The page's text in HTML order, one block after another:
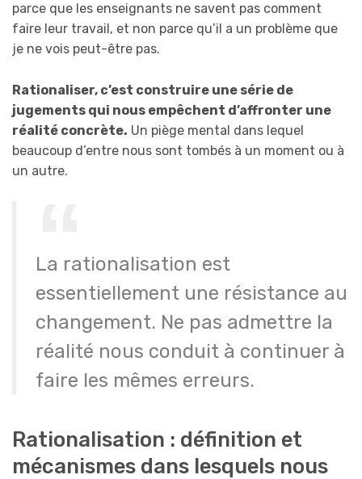
parce que les enseignants ne savent pas comment
faire leur travail, et non parce qu’il a un problème que
je ne vois peut-être pas.
Rationaliser, c’est construire une série de
jugements qui nous empêchent d’affronter une
réalité concrète. Un piège mental dans lequel
beaucoup d’entre nous sont tombés à un moment ou à
un autre.
La rationalisation est
essentiellement une résistance au
changement. Ne pas admettre la
réalité nous conduit à continuer à
faire les mêmes erreurs.
Rationalisation : définition et
mécanismes dans lesquels nous